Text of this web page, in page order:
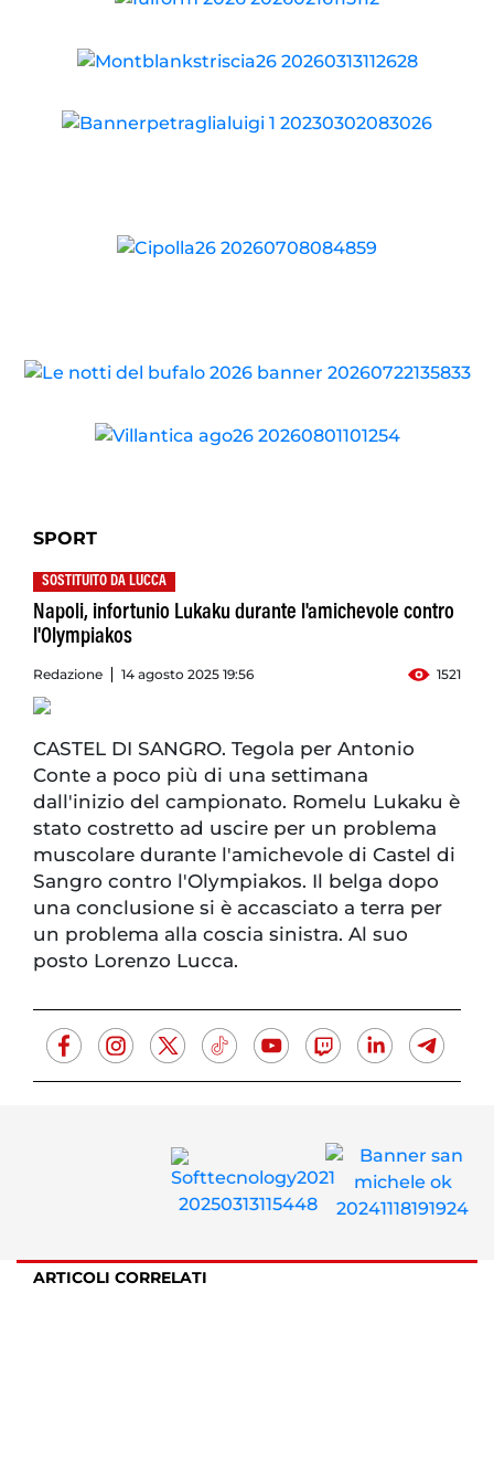
SPORT
SOSTITUITO DA LUCCA
Napoli, infortunio Lukaku durante l'amichevole contro
l'Olympiakos
Redazione 14 agosto 2025 19:56 1521
CASTEL DI SANGRO. Tegola per Antonio
Conte a poco più di una settimana
dall'inizio del campionato. Romelu Lukaku è
stato costretto ad uscire per un problema
muscolare durante l'amichevole di Castel di
Sangro contro l'Olympiakos. Il belga dopo
una conclusione si è accasciato a terra per
un problema alla coscia sinistra. Al suo
posto Lorenzo Lucca.
ARTICOLI CORRELATI